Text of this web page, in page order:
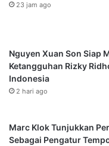
23 jam ago
Nguyen Xuan Son Siap
Ketangguhan Rizky
Indonesia
2 hari ago
Marc Klok Tunjukkan
Sebagai Pengatur